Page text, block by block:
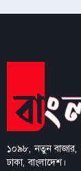
১১
১২
১৩
১৪
১০৯৮, নতুন বাজার,
ঢাকা, বাংলাদেশ।